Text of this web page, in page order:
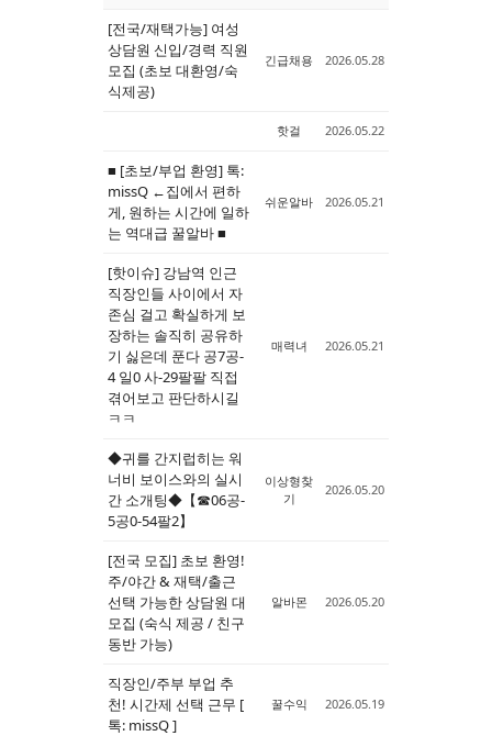
[전국/재택가능] 여성
상담원 신입/경력 직원
모집 (초보 대환영/숙
식제공)
긴급채용 2026.05.28
핫걸 2026.05.22
■ [초보/부업 환영] 톡:
missQ ←집에서 편하
게, 원하는 시간에 일하
는 역대급 꿀알바 ■
쉬운알바 2026.05.21
[핫이슈] 강남역 인근
직장인들 사이에서 자
존심 걸고 확실하게 보
장하는 솔직히 공유하
기 싫은데 푼다 공7공-
4 일0 사-29팔팔 직접
겪어보고 판단하시길
ㅋㅋ
매력녀 2026.05.21
◆귀를 간지럽히는 워
너비 보이스와의 실시
간 소개팅◆【☎06공-
5공0-54팔2】
이상형찾
기
2026.05.20
[전국 모집] 초보 환영!
주/야간 & 재택/출근
선택 가능한 상담원 대
모집 (숙식 제공 / 친구
동반 가능)
알바몬 2026.05.20
직장인/주부 부업 추
천! 시간제 선택 근무 [
톡: missQ ]
꿀수익 2026.05.19